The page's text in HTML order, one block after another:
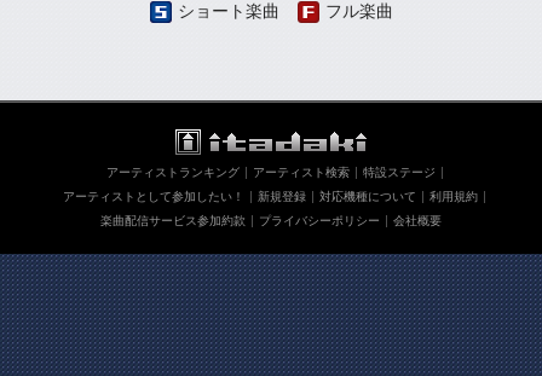
ショート楽曲 フル楽曲
アーティストランキング アーティスト検索
特設ステージ
アーティストとして参加したい！
新規登録 対応機種について
利用規約
楽曲配信サービス参加約款
プライバシーポリシー 会社概要